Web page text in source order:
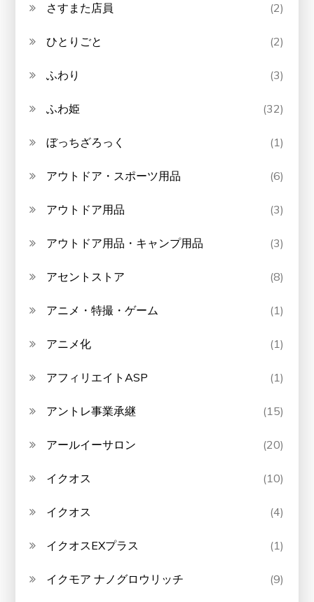
さすまた店員 (2)
ひとりごと (2)
ふわり (3)
ふわ姫 (32)
ぼっちざろっく (1)
アウトドア・スポーツ用品 (6)
アウトドア用品 (3)
アウトドア用品・キャンプ用品 (3)
アセントストア (8)
アニメ・特撮・ゲーム (1)
アニメ化 (1)
アフィリエイトASP (1)
アントレ事業承継 (15)
アールイーサロン (20)
イクオス (10)
イクオス (4)
イクオスEXプラス (1)
イクモア ナノグロウリッチ (9)